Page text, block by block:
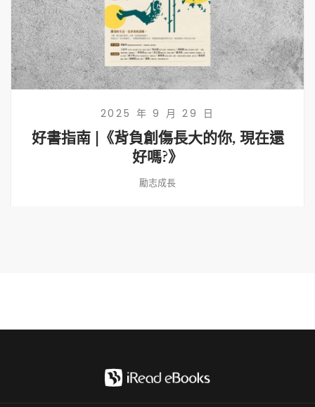
2025 年 9 月 29 日
好書指南 |《背負創傷長大的你, 現在還
好嗎?》
勵志成長